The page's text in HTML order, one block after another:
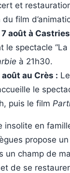
et
du film
août à
le spectacle
à 21h30.
au Crès :
le
puis le film
insolite en
propose
un champ de
de se